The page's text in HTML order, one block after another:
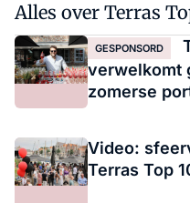
Alles over Terras
GESPONSORD
verwelkomt
zomerse
Video:
Terras Top